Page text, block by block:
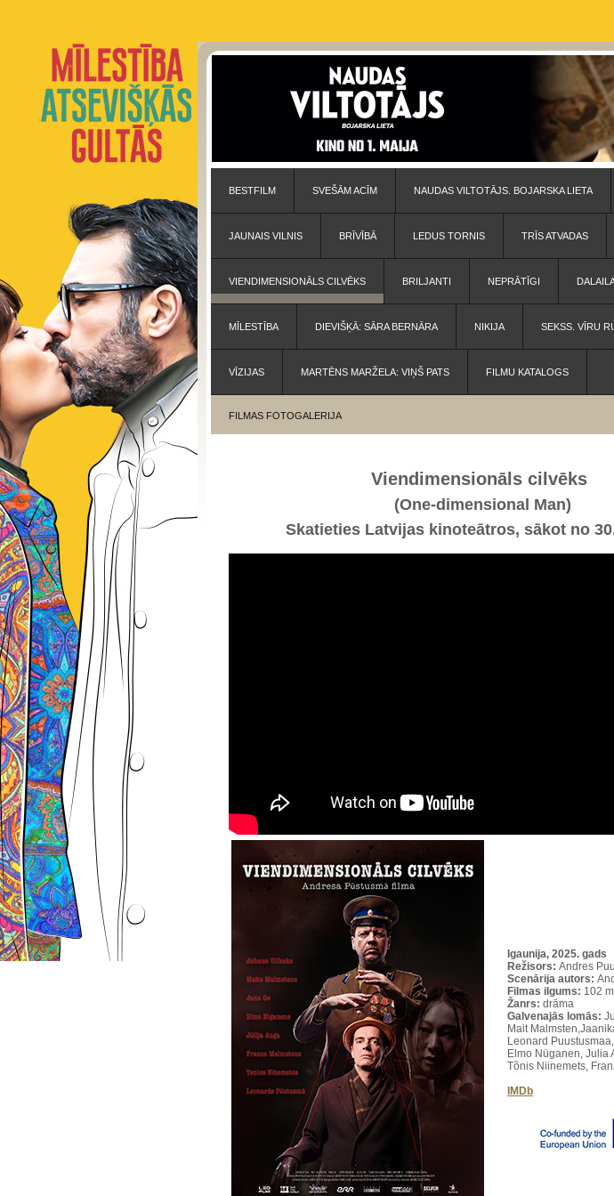
BESTFILM SVEŠĀM ACĪM NAUDAS VILTOTĀJS. BOJARSKA LIETA
JAUNAIS VILNIS BRĪVĪBĀ LEDUS TORNIS TRĪS ATVADAS
VIENDIMENSIONĀLS CILVĒKS BRILJANTI NEPRĀTĪGI
MĪLESTĪBA DIEVIŠĶĀ: SĀRA BERNĀRA NIKIJA SEKSS. VĪRU
VĪZIJAS MARTĒNS MARŽELA: VIŅŠ PATS FILMU KATALOGS
FILMAS FOTOGALERIJA
Viendimensionāls cilvēks
(One-dimensional Man)
Skatieties Latvijas kinoteātros, sākot no
Igaunija, 2025. gads
Režisors: Andres
Scenārija autors:
Filmas ilgums: 102
Žanrs: drāma
Galvenajās lomās:
Mait
Leonard
Elmo Nüganen, Julia
Tõnis Niinemets,
IMDb